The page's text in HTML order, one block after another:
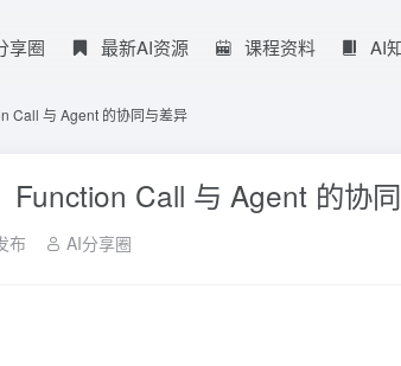
享圈 最新AI资源 课程资料 AI
Call 与 Agent 的协同与差异
Function Call 与 Agent 的协
布 AI分享圈